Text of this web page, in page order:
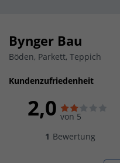
Bynger Bau
Böden, Parkett, Teppich
Kundenzufriedenheit
2,0 von 5
1 Bewertung